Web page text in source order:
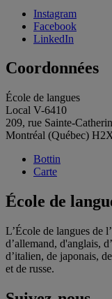
Instagram
Facebook
LinkedIn
Coordonnées
École de langues
Local V-6410
209, rue Sainte-
Montréal (Québec)
Bottin
Carte
École de
L’École de langues de
d’allemand, d'anglais,
d’italien, de japonais,
et de russe.